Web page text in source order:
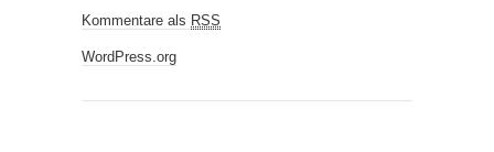
Kommentare als RSS
WordPress.org